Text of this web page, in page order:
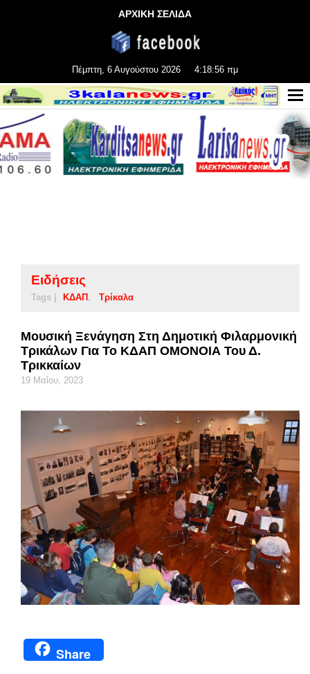
ΑΡΧΙΚΗ ΣΕΛΙΔΑ
Πέμπτη, 6 Αυγούστου 2026 4:18:56 πμ
Ειδήσεις
Tags | ΚΔΑΠ Τρίκαλα
Μουσική Ξενάγηση Στη Δημοτική Φιλαρμονική
Τρικάλων Για Το ΚΔΑΠ ΟΜΟΝΟΙΑ Του Δ.
Τρικκαίων
19 Μαΐου, 2023
Share